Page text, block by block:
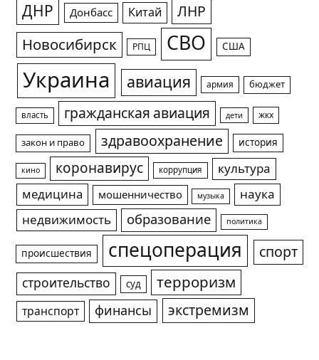
ДНР Донбасс Китай ЛНР
Новосибирск РПЦ СВО США
Украина авиация армия бюджет
власть гражданская авиация дети жкх
закон и право здравоохранение история
кино коронавирус коррупция
культура
медицина
мошенничество музыка
наука
недвижимость
образование политика
происшествия спецоперация спорт
строительство суд терроризм
транспорт финансы экстремизм